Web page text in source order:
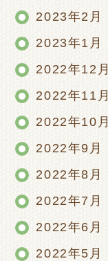
2023年2月
2023年1月
2022年12月
2022年11月
2022年10月
2022年9月
2022年8月
2022年7月
2022年6月
2022年5月